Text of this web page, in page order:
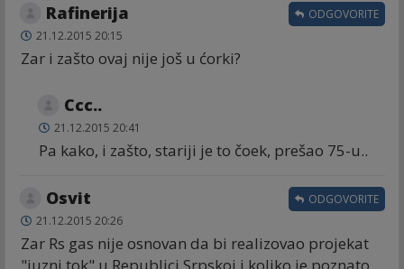
Rafinerija
21.12.2015 20:15
Zar i zašto ovaj nije još u ćorki?
ODGOVORITE
Ccc..
21.12.2015 20:41
Pa kako, i zašto, stariji je to čoek, prešao 75-u..
Osvit
21.12.2015 20:26
Zar Rs gas nije osnovan da bi realizovao projekat
"juzni tok" u Republici Srpskoj i koliko je poznato
ODGOVORITE